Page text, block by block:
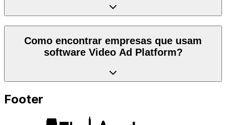
Como encontrar empresas que usam
software Video Ad Platform?
Footer